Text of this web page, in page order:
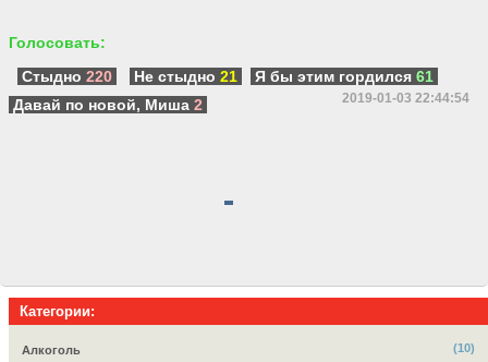
Голосовать:
Стыдно 220 Не стыдно 21 Я бы этим гордился 61
Давай по новой, Миша 2 2019-01-03 22:44:54
Категории:
Алкоголь
(10)